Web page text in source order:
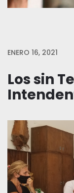
ENERO 16, 2021
Los sin